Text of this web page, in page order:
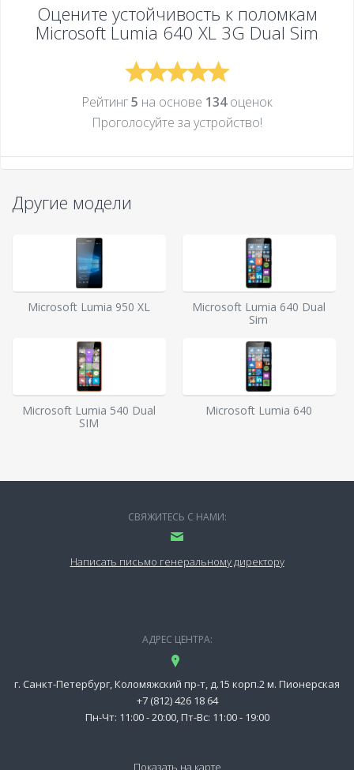
Оцените устойчивость к поломкам
Microsoft Lumia 640 XL 3G Dual Sim
Рейтинг5 на основе 134оценок
Проголосуйте за устройcтво!
Другие модели
Microsoft Lumia 950 XL
Microsoft Lumia 640 Dual
Sim
Microsoft Lumia 540 Dual
SIM
Microsoft Lumia 640
СВЯЖИТЕСЬ С НАМИ:
Написать письмо генеральному директору
АДРЕС ЦЕНТРА:
г. Санкт-Петербург, Коломяжский пр-т, д.15 корп.2 м. Пионерская
+7 (812) 426 18 64
Пн-Чт: 11:00 - 20:00, Пт-Вс: 11:00 - 19:00
Показать на карте